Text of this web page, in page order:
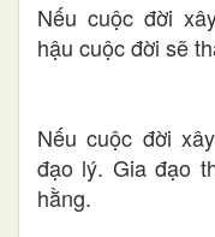
Nếu cuộc đời
hậu cuộc đời sẽ
Nếu cuộc đời
đạo lý. Gia đạo
hằng.